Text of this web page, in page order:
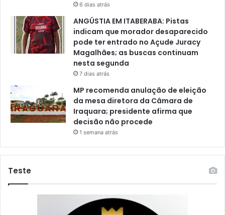
6 dias atrás
ANGÚSTIA EM ITABERABA: Pistas
indicam que morador desaparecido
pode ter entrado no Açude Juracy
Magalhães; as buscas continuam
nesta segunda
7 dias atrás
MP recomenda anulação de eleição
da mesa diretora da Câmara de
Iraquara; presidente afirma que
decisão não procede
1 semana atrás
Teste